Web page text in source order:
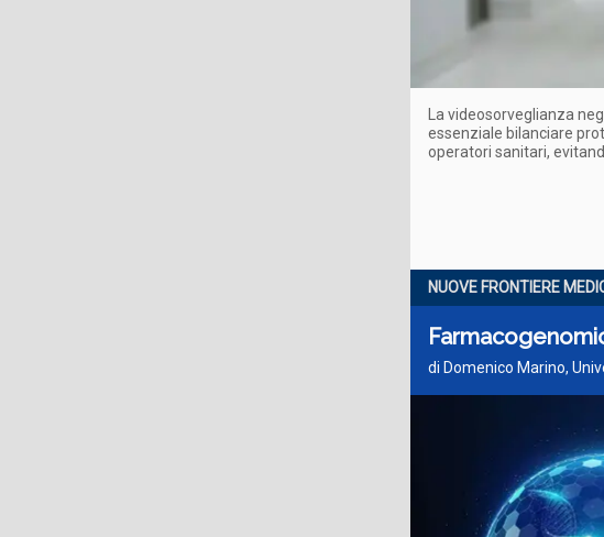
La videosorveglianza
essenziale bilanciare
operatori sanitari,
NUOVE FRONTIERE
di Domenico Marino,